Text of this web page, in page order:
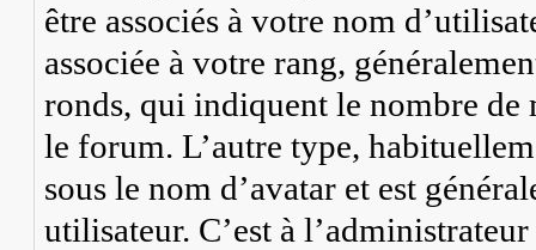
être associés à votre nom
associée à votre rang,
ronds, qui indiquent le nombre de
le forum. L’autre type,
sous le nom d’avatar et est
utilisateur. C’est à